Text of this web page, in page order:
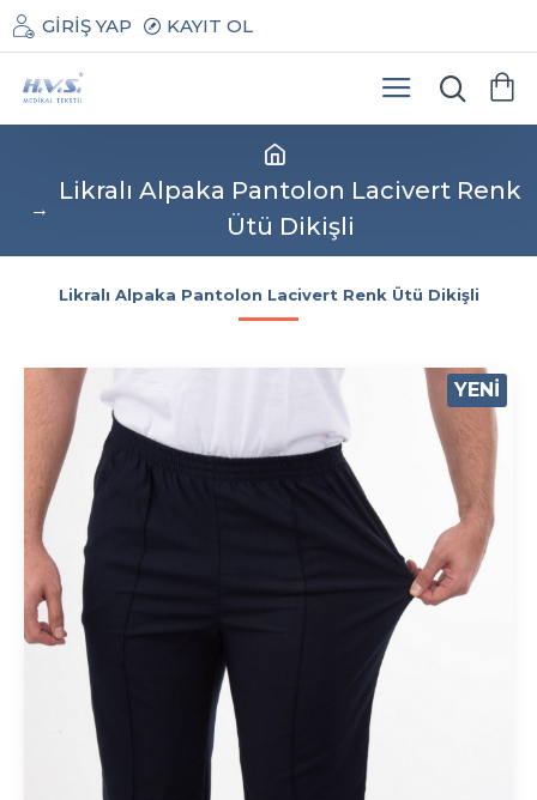
GIRIŞ YAP KAYIT OL
Likralı Alpaka Pantolon Lacivert Renk
Ütü Dikişli
Likralı Alpaka Pantolon Lacivert Renk Ütü Dikişli
YENI